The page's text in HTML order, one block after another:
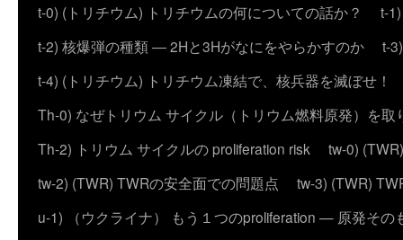
t-0) (トリチウム) トリチウムの何についての話か？
t-
t-2) 核爆弾の種類 ― 2Hと3Hがなにをやらかすのか
t-
t-4) (トリチウム) トリチウム凍結で、核兵器を滅ぼせ！
Th-0) なぜトリウム サイクル（トリウム燃料原発）を取
Th-2) トリウム サイクルの proliferation risk
tw-0)
tw-2) (TWR) TWRの安全面での問題点
tw-3) (TWR)
u-1) （ウクライナ） もう１つのproliferation — 原発その